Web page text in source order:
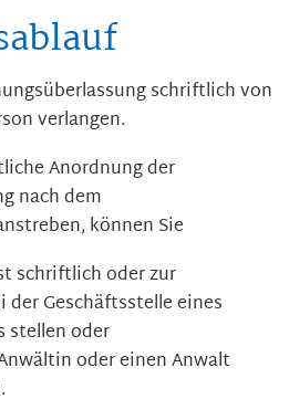
schriftlich von
verlangen.
Anordnung der
nach dem
können Sie
schriftlich oder zur
Geschäftsstelle eines
stellen oder
oder einen Anwalt